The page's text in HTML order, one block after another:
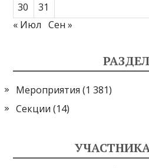
30
31
« Июл
Сен »
Мероприятия (1 381)
Секции (14)